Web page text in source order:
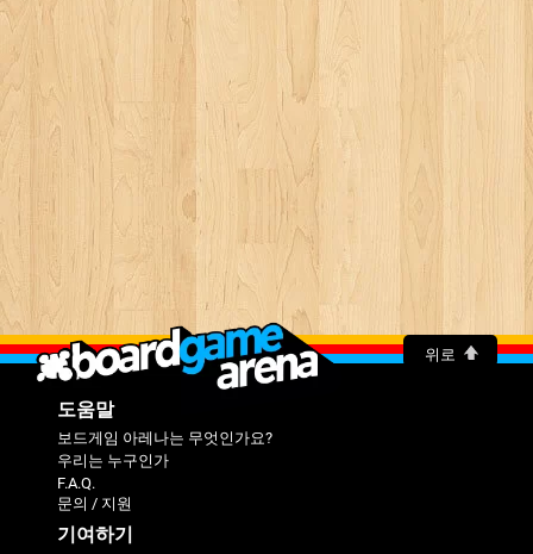
위로
도움말
보드게임 아레나는 무엇인가요?
우리는 누구인가
F.A.Q.
문의 / 지원
기여하기